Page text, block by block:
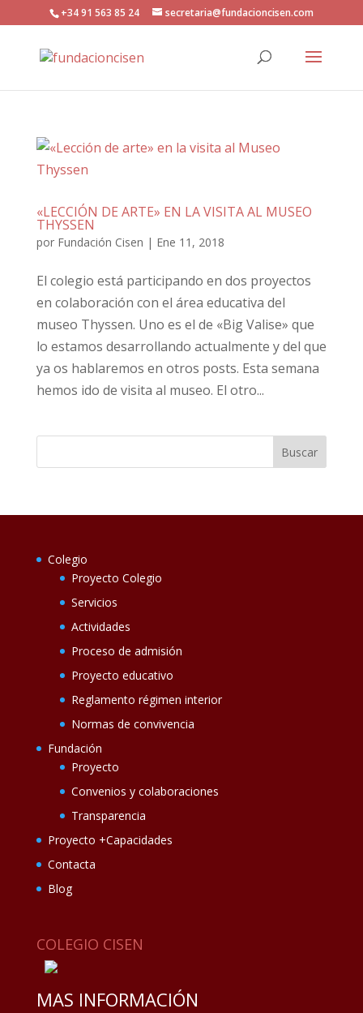
+34 91 563 85 24 secretaria@fundacioncisen.com
«LECCIÓN DE ARTE» EN LA VISITA AL MUSEO
THYSSEN
por Fundación Cisen | Ene 11, 2018
El colegio está participando en dos proyectos
en colaboración con el área educativa del
museo Thyssen. Uno es el de «Big Valise» que
lo estamos desarrollando actualmente y del que
ya os hablaremos en otros posts. Esta semana
hemos ido de visita al museo. El otro...
Colegio
Proyecto Colegio
Servicios
Actividades
Proceso de admisión
Proyecto educativo
Reglamento régimen interior
Normas de convivencia
Fundación
Proyecto
Convenios y colaboraciones
Transparencia
Proyecto +Capacidades
Contacta
Blog
COLEGIO CISEN
MAS INFORMACIÓN